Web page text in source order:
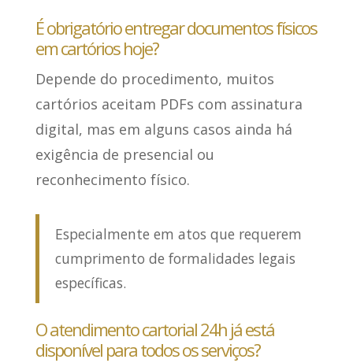
É obrigatório entregar documentos físicos
em cartórios hoje?
Depende do procedimento, muitos
cartórios aceitam PDFs com assinatura
digital, mas em alguns casos ainda há
exigência de presencial ou
reconhecimento físico.
Especialmente em atos que requerem
cumprimento de formalidades legais
específicas.
O atendimento cartorial 24h já está
disponível para todos os serviços?